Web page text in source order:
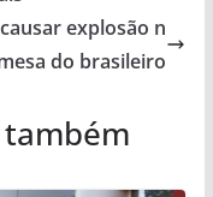
explosão n
do brasileiro